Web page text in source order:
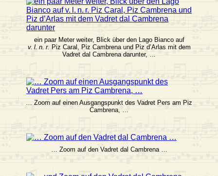
ein paar Meter weiter, Blick über den Lago Bianco auf
v. l. n. r. Piz Caral, Piz Cambrena und Piz d’Arlas mit dem
Vadret dal Cambrena darunter, …
… Zoom auf einen Ausgangspunkt des Vadret Pers am Piz
Cambrena, …
… Zoom auf den Vadret dal Cambrena …